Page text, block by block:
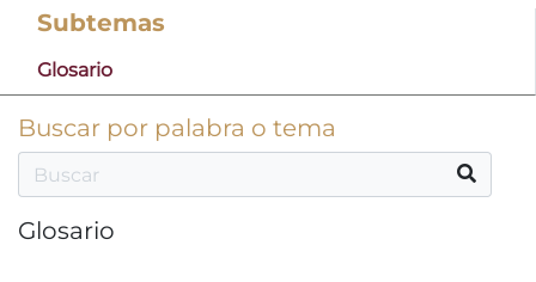
Subtemas
Glosario
Buscar por palabra o tema
Glosario